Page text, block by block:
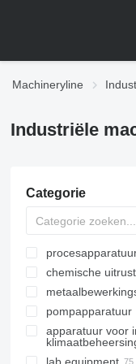
Machineryline
Industriële
Categorie
industriële
industriële
chemische
chemische
overige
metaal
metaal
metaal
pompapparatuur
motorpompen
industriële
apparatuur voor